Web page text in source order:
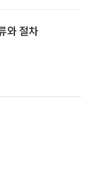
와 절차